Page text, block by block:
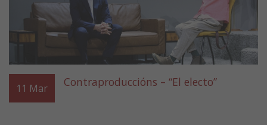
11 Mar Contraproduccións – “El electo”